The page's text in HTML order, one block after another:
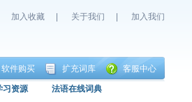
加入收藏 关于我们 加入我们
软件购买 扩充词库 客服中心
习资源 法语在线词典